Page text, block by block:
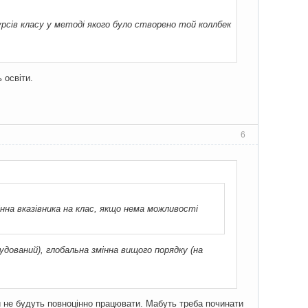
класу у методі якого було створено той коллбек
6
вказівника на клас, якщо нема можливості
глобальна змінна вищого порядку (на
будуть повноцінно працювати. Мабуть треба починати